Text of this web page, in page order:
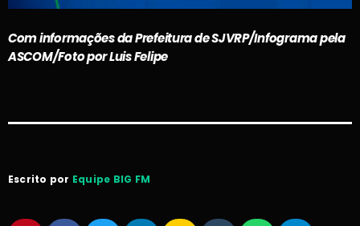
Com informações da Prefeitura de SJVRP/Infograma pela
ASCOM/Foto por Luis Felipe
Escrito por Equipe BIG FM